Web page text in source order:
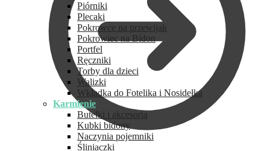
Piórniki
Plecaki
Pokrowce na przewijak
Pokrowiec na Bidon
Portfel
Ręczniki
Torby dla dzieci
Walizki
Wkładka do Fotelika i Nosidełka
Karmienie
Butelki i akcesoria
Kubki bidony
Naczynia pojemniki
Śliniaczki